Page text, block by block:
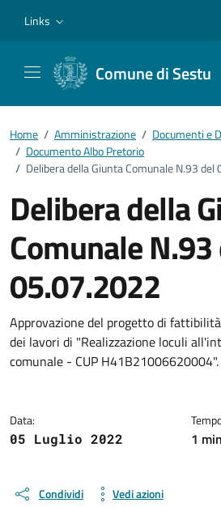
Links
Comune di Sestu
Home / Amministrazione / Documenti e
/ Documento Albo Pretorio
/ Delibera della Giunta Comunale N.93
Delibera della
Comunale
05.07.2022
Dettagli del
Approvazione del progetto di
dei lavori di "Realizzazione loculi
comunale - CUP H41B21006620004".
Data:
05 Luglio 2022
1 min
Condividi Vedi azioni